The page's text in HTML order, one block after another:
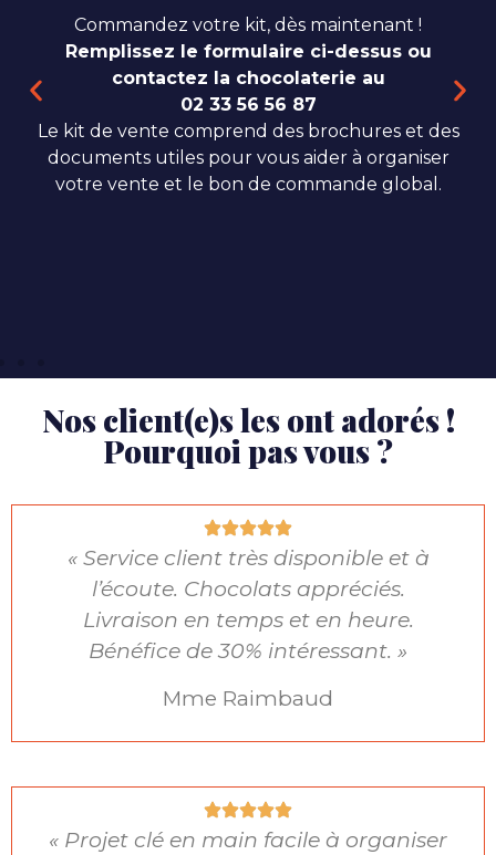
Commandez votre kit, dès maintenant !
Remplissez le formulaire ci-dessus ou
contactez la chocolaterie au
02 33 56 56 87
Le kit de vente comprend des brochures et des
documents utiles pour vous aider à organiser
votre vente et le bon de commande global.
Nos client(e)s les ont adorés !
Pourquoi pas vous ?
« Service client très disponible et à
l’écoute. Chocolats appréciés.
Livraison en temps et en heure.
Bénéfice de 30% intéressant. »
Mme Raimbaud
« Projet clé en main facile à organiser